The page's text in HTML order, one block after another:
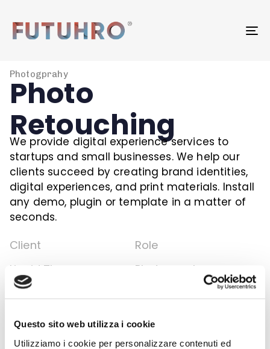
Questo sito web utilizza i cookie
Utilizziamo i cookie per personalizzare contenuti ed
Photogprahy
Photo
Retouching
We provide digital experience services to
startups and small businesses. We help our
clients succeed by creating brand identities,
digital experiences, and print materials. Install
any demo, plugin or template in a matter of
seconds.
Client
Liquid Themes
Role
Photographer
June 2020